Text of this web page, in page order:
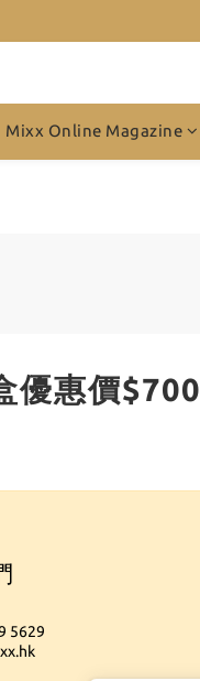
Mixx Online Magazine
優惠價$700
5629